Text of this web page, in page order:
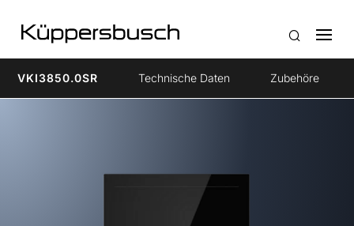
VKI3850.0SR Technische Daten Zubehöre